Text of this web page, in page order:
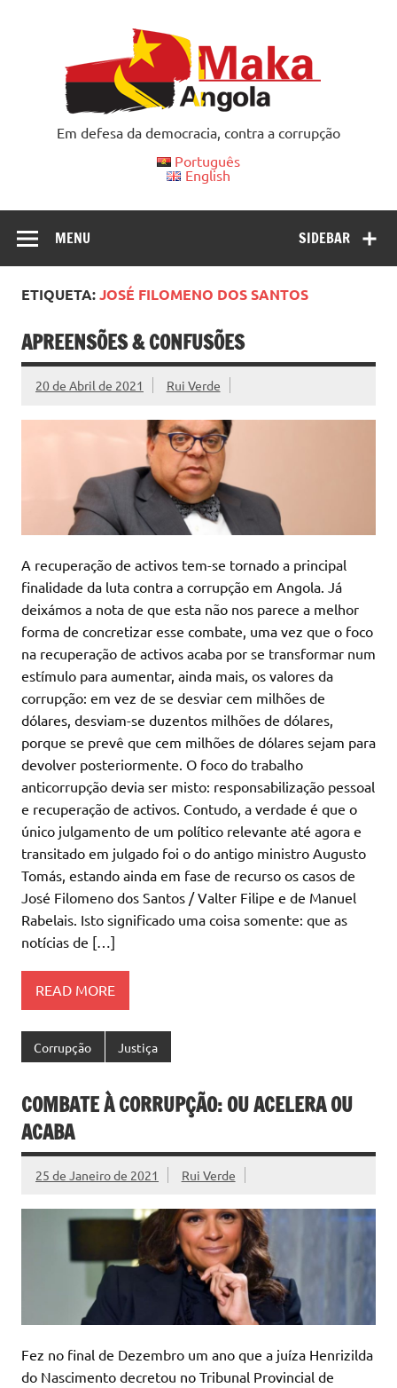
Em defesa da democracia, contra a corrupção
Português
English
SIDEBAR
MENU
ETIQUETA:JOSÉ FILOMENO DOS SANTOS
APREENSÕES & CONFUSÕES
20 de Abril de 2021 Rui Verde
A recuperação de activos tem-se tornado a principal
finalidade da luta contra a corrupção em Angola. Já
deixámos a nota de que esta não nos parece a melhor
forma de concretizar esse combate, uma vez que o foco
na recuperação de activos acaba por se transformar num
estímulo para aumentar, ainda mais, os valores da
corrupção: em vez de se desviar cem milhões de
dólares, desviam-se duzentos milhões de dólares,
porque se prevê que cem milhões de dólares sejam para
devolver posteriormente. O foco do trabalho
anticorrupção devia ser misto: responsabilização pessoal
e recuperação de activos. Contudo, a verdade é que o
único julgamento de um político relevante até agora e
transitado em julgado foi o do antigo ministro Augusto
Tomás, estando ainda em fase de recurso os casos de
José Filomeno dos Santos / Valter Filipe e de Manuel
Rabelais. Isto significado uma coisa somente: que as
notícias de […]
READ MORE
Corrupção Justiça
COMBATE À CORRUPÇÃO: OU ACELERA OU
ACABA
25 de Janeiro de 2021 Rui Verde
Fez no final de Dezembro um ano que a juíza Henrizilda
do Nascimento decretou no Tribunal Provincial de